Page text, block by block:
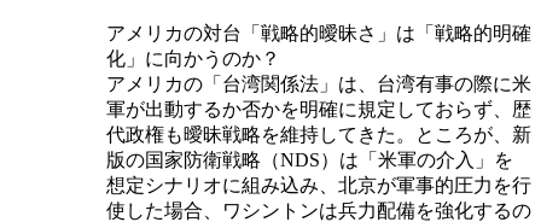
アメリカの対台「戦略的曖昧さ」は「戦略的明確
化」に向かうのか？
アメリカの「台湾関係法」は、台湾有事の際に米
軍が出動するか否かを明確に規定しておらず、歴
代政権も曖昧戦略を維持してきた。ところが、新
版の国家防衛戦略（NDS）は「米軍の介入」を
想定シナリオに組み込み、北京が軍事的圧力を行
使した場合、ワシントンは兵力配備を強化するの